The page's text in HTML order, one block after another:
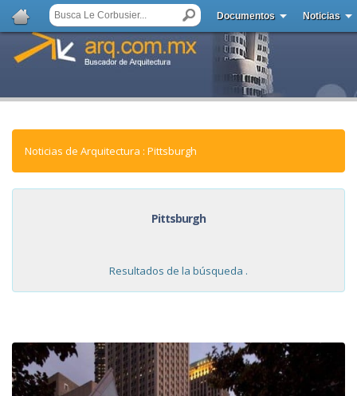
Documentos Noticias
Noticias de Arquitectura : Pittsburgh
Pittsburgh
Resultados de la búsqueda .